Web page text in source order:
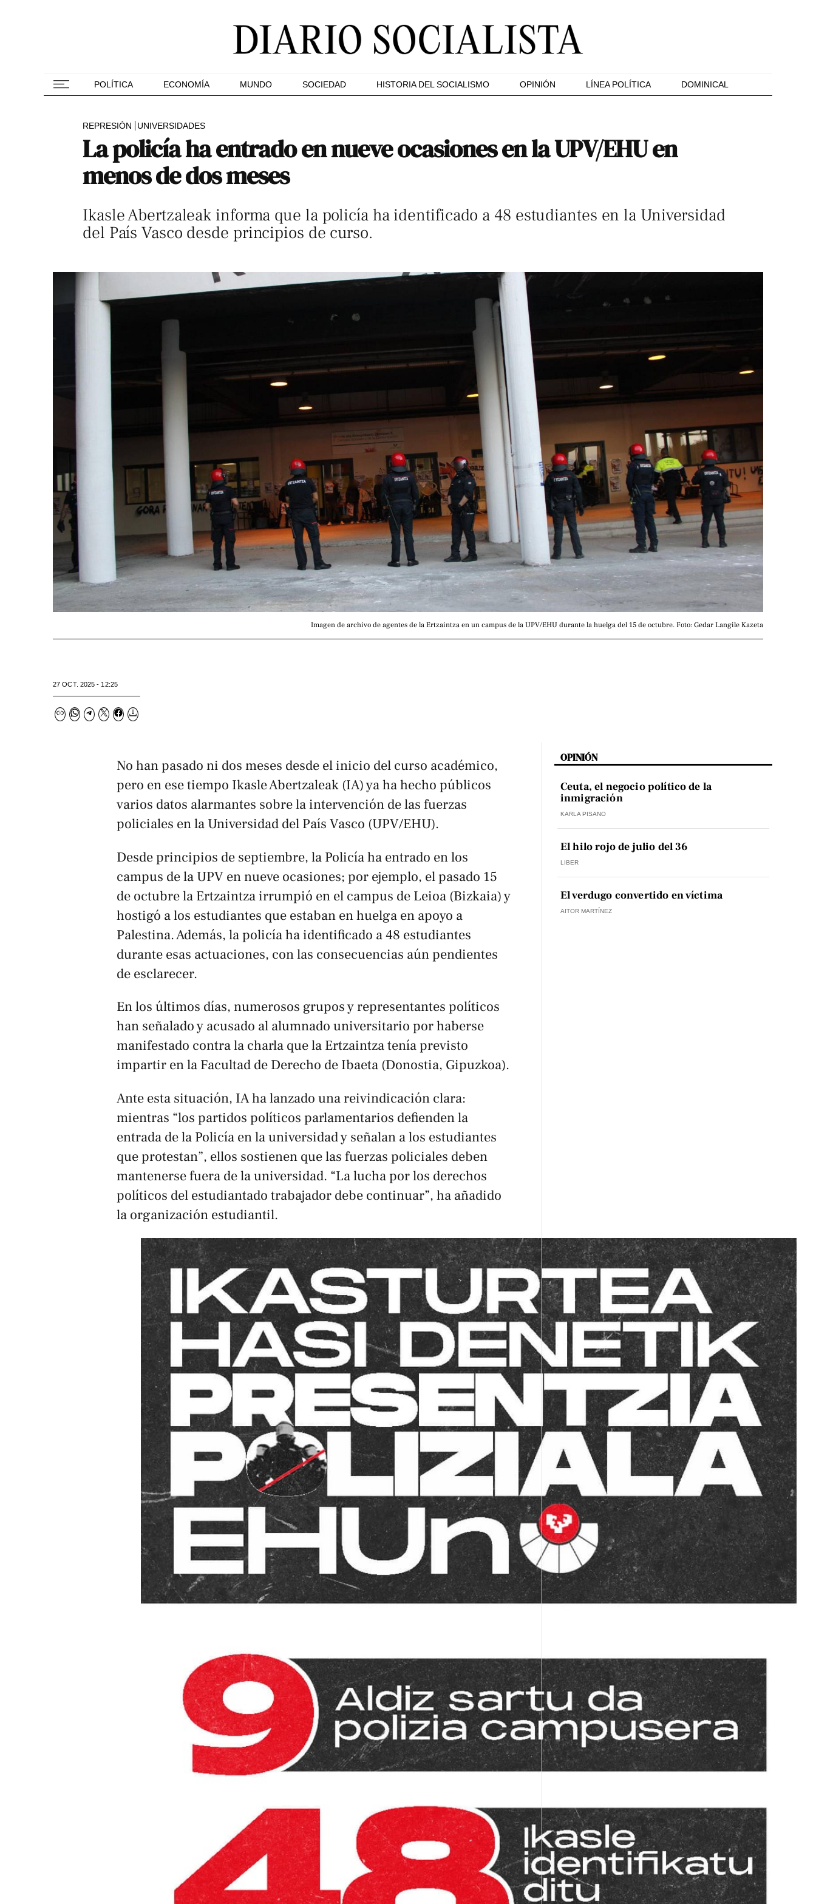
POLÍTICA ECONOMÍA MUNDO SOCIEDAD HISTORIA DEL SOCIALISMO OPINIÓN LÍNEA POLÍTICA DOMINICAL
REPRESIÓN UNIVERSIDADES
La policía ha entrado en nueve ocasiones en la UPV/EHU en
menos de dos meses
Ikasle Abertzaleak informa que la policía ha identificado a 48 estudiantes en la Universidad
del País Vasco desde principios de curso.
Imagen de archivo de agentes de la Ertzaintza en un campus de la UPV/EHU durante la huelga del 15 de octubre. Foto: Gedar Langile Kazeta
27 OCT. 2025 - 12:25
No han pasado ni dos meses desde el inicio del curso académico,
pero en ese tiempo Ikasle Abertzaleak (IA) ya ha hecho públicos
varios datos alarmantes sobre la intervención de las fuerzas
policiales en la Universidad del País Vasco (UPV/EHU).
Desde principios de septiembre, la Policía ha entrado en los
campus de la UPV en nueve ocasiones; por ejemplo, el pasado 15
de octubre la Ertzaintza irrumpió en el campus de Leioa (Bizkaia) y
hostigó a los estudiantes que estaban en huelga en apoyo a
Palestina. Además, la policía ha identificado a 48 estudiantes
durante esas actuaciones, con las consecuencias aún pendientes
de esclarecer.
En los últimos días, numerosos grupos y representantes políticos
han señalado y acusado al alumnado universitario por haberse
manifestado contra la charla que la Ertzaintza tenía previsto
impartir en la Facultad de Derecho de Ibaeta (Donostia, Gipuzkoa).
Ante esta situación, IA ha lanzado una reivindicación clara:
mientras “los partidos políticos parlamentarios defienden la
entrada de la Policía en la universidad y señalan a los estudiantes
que protestan”, ellos sostienen que las fuerzas policiales deben
mantenerse fuera de la universidad. “La lucha por los derechos
políticos del estudiantado trabajador debe continuar”, ha añadido
la organización estudiantil.
OPINIÓN
Ceuta, el negocio político de la
inmigración
KARLA PISANO
El hilo rojo de julio del 36
LIBER
El verdugo convertido en víctima
AITOR MARTÍNEZ